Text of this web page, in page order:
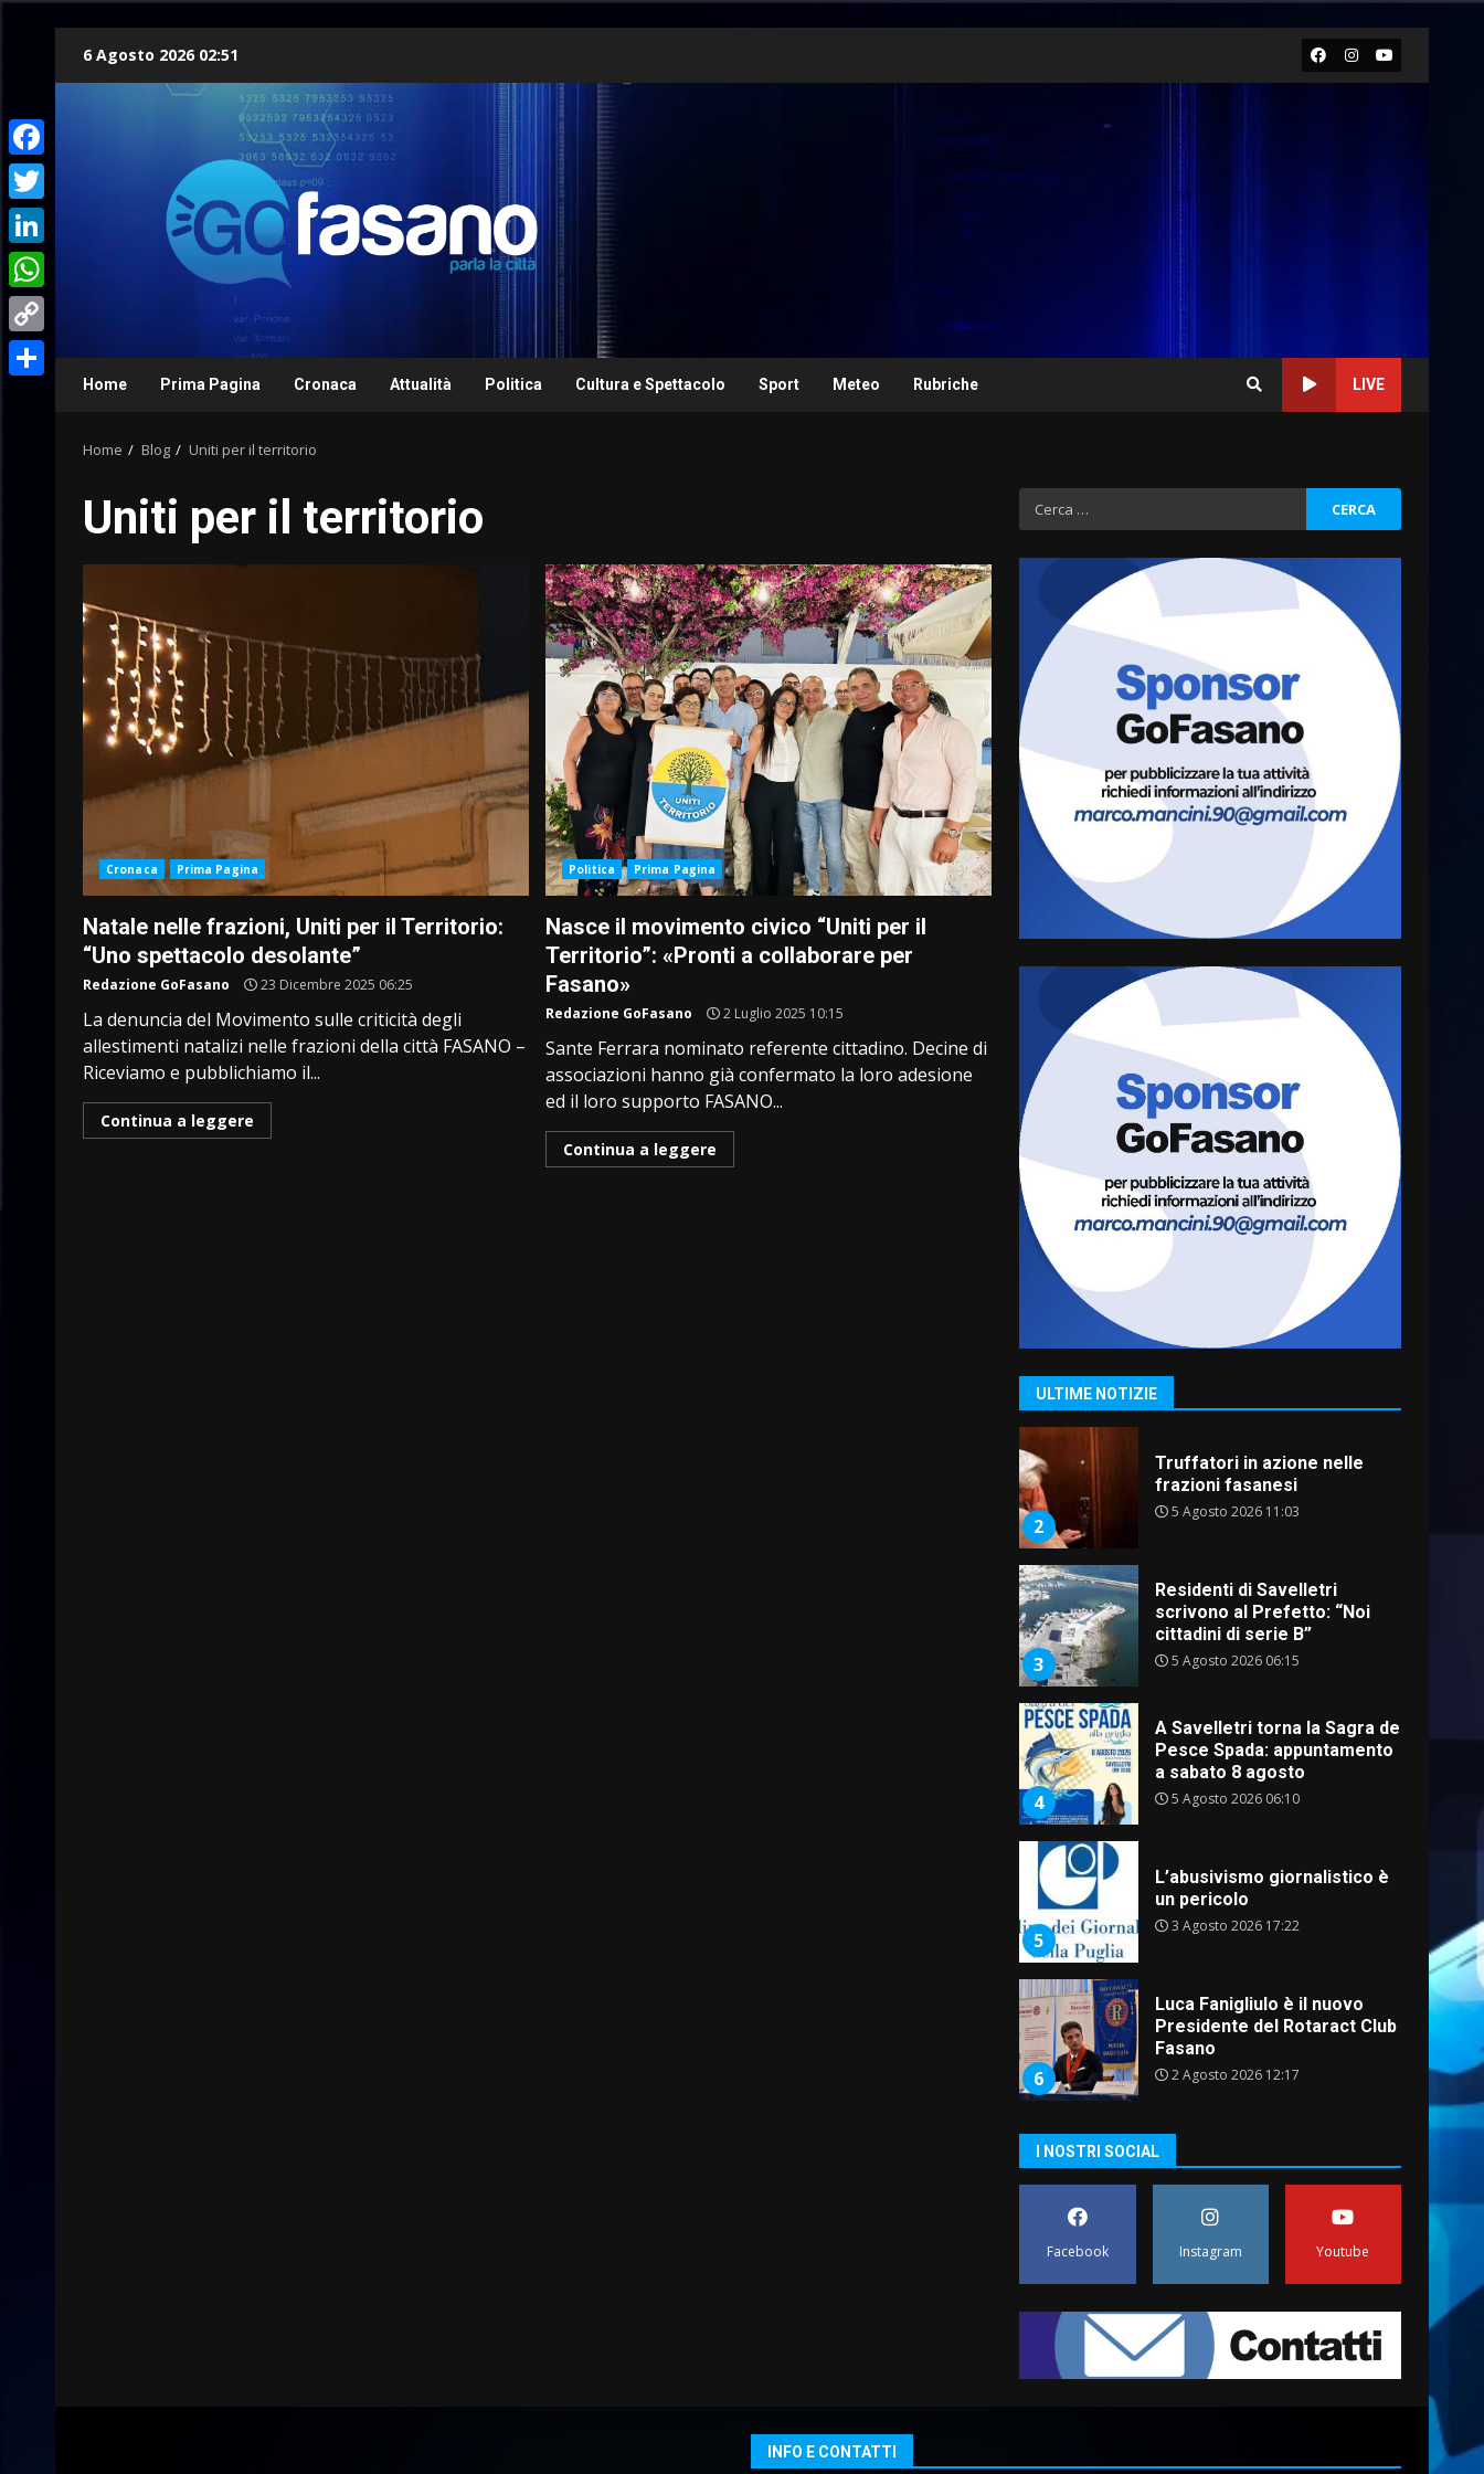
6 Agosto 2026 02:51 Facebook
Instagram
Youtube
Home Prima Pagina Cronaca Attualità Politica Cultura e Spettacolo Sport Meteo Rubriche LIVE
Home Blog Uniti per il territorio
Uniti per il territorio
Cronaca Prima Pagina
Natale nelle frazioni, Uniti per il Territorio:
“Uno spettacolo desolante”
Redazione GoFasano 23 Dicembre 2025 06:25
La denuncia del Movimento sulle criticità degli
allestimenti natalizi nelle frazioni della città FASANO –
Riceviamo e pubblichiamo il...
Continua a leggere
Politica Prima Pagina
Nasce il movimento civico “Uniti per il
Territorio”: «Pronti a collaborare per
Fasano»
Redazione GoFasano 2 Luglio 2025 10:15
Sante Ferrara nominato referente cittadino. Decine di
associazioni hanno già confermato la loro adesione
ed il loro supporto FASANO...
Continua a leggere
Ricerca
per:
ULTIME NOTIZIE
scrivono al Prefetto: “Noi
cittadini di serie B”
5 Agosto 2026 06:15
4
A Savelletri torna la Sagra del
Pesce Spada: appuntamento
a sabato 8 agosto
5
L’abusivismo giornalistico è
un pericolo
Luca Fanigliulo è il nuovo
Presidente del Rotaract Club
Fasano
2 Agosto 2026 12:17
7
Il Premio Internazionale
Fajano torna a Savelletri
2 Agosto 2026 06:05
1
Serie D, l’Us Fasano è
escluso dal campionato
5 Agosto 2026 17:30
2
Truffatori in azione nelle
frazioni fasanesi
5 Agosto 2026 11:03
3
Residenti di Savelletri
scrivono al Prefetto: “Noi
cittadini di serie B”
5 Agosto 2026 06:15
4
A Savelletri torna la Sagra del
Pesce Spada: appuntamento
a sabato 8 agosto
5 Agosto 2026 06:10
5
L’abusivismo giornalistico è
un pericolo
3 Agosto 2026 17:22
6
Luca Fanigliulo è il nuovo
Presidente del Rotaract Club
Fasano
2 Agosto 2026 12:17
Il Premio Internazionale
escluso dal campionato
5 Agosto 2026 17:30
I NOSTRI SOCIAL
Facebook Instagram Youtube
INFO E CONTATTI
Facebook
Twitter
LinkedIn
WhatsApp
Copy